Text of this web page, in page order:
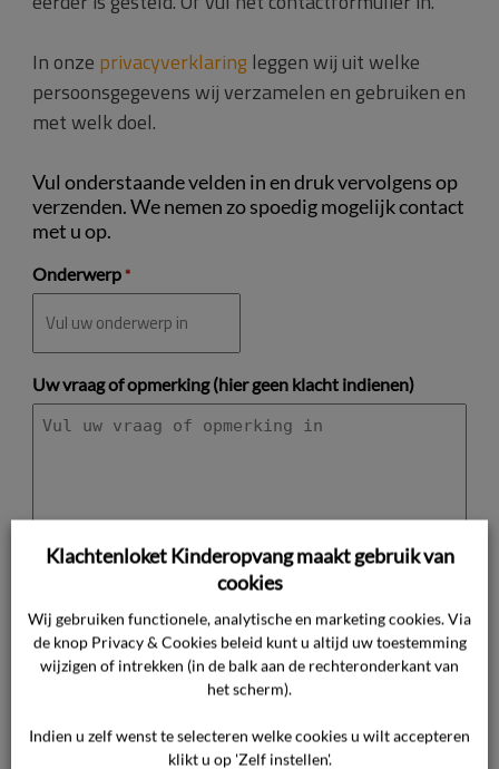
In onze privacyverklaringleggen wij uit welke
persoonsgegevens wij verzamelen en gebruiken en
met welk doel.
Vul onderstaande velden in en druk vervolgens op
verzenden. We nemen zo spoedig mogelijk contact
met u op.
Onderwerp *
Uw vraag of opmerking (hier geen klacht indienen)
Aanhef
Uw volledige naam *
Klachtenloket Kinderopvang maakt gebruik van
cookies
Wij gebruiken functionele, analytische en marketing cookies. Via
de knop Privacy & Cookies beleid kunt u altijd uw toestemming
wijzigen of intrekken (in de balk aan de rechteronderkant van
het scherm).
Indien u zelf wenst te selecteren welke cookies u wilt accepteren
klikt u op 'Zelf instellen'.